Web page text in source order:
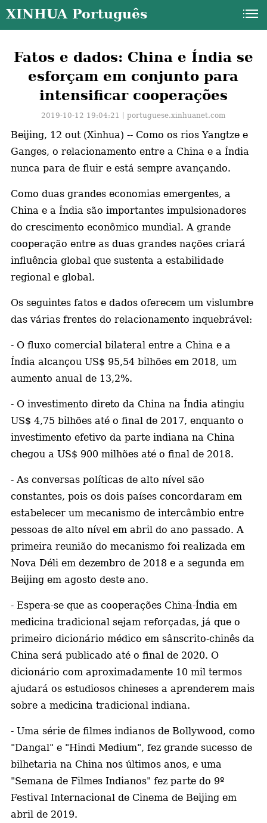
XINHUA Português
Fatos e dados: China e Índia se
esforçam em conjunto para
intensificar cooperações
2019-10-12 19:04:21丨portuguese.xinhuanet.com
Beijing, 12 out (Xinhua) -- Como os rios Yangtze e
Ganges, o relacionamento entre a China e a Índia
nunca para de fluir e está sempre avançando.
Como duas grandes economias emergentes, a
China e a Índia são importantes impulsionadores
do crescimento econômico mundial. A grande
cooperação entre as duas grandes nações criará
influência global que sustenta a estabilidade
regional e global.
Os seguintes fatos e dados oferecem um vislumbre
das várias frentes do relacionamento inquebrável:
- O fluxo comercial bilateral entre a China e a
Índia alcançou US$ 95,54 bilhões em 2018, um
aumento anual de 13,2%.
- O investimento direto da China na Índia atingiu
US$ 4,75 bilhões até o final de 2017, enquanto o
investimento efetivo da parte indiana na China
chegou a US$ 900 milhões até o final de 2018.
- As conversas políticas de alto nível são
constantes, pois os dois países concordaram em
estabelecer um mecanismo de intercâmbio entre
pessoas de alto nível em abril do ano passado. A
primeira reunião do mecanismo foi realizada em
Nova Déli em dezembro de 2018 e a segunda em
Beijing em agosto deste ano.
- Espera-se que as cooperações China-Índia em
medicina tradicional sejam reforçadas, já que o
primeiro dicionário médico em sânscrito-chinês da
China será publicado até o final de 2020. O
dicionário com aproximadamente 10 mil termos
ajudará os estudiosos chineses a aprenderem mais
sobre a medicina tradicional indiana.
- Uma série de filmes indianos de Bollywood, como
"Dangal" e "Hindi Medium", fez grande sucesso de
bilhetaria na China nos últimos anos, e uma
"Semana de Filmes Indianos" fez parte do 9º
Festival Internacional de Cinema de Beijing em
abril de 2019.